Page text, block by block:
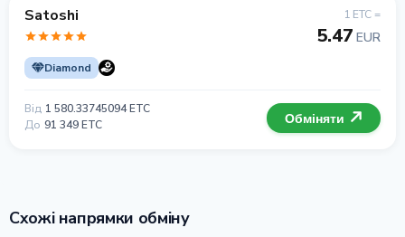
Satoshi
Diamond
1 ETC =
5.47 EUR
Від 1 580.33745094 ETC
До 91 349 ETC Обміняти
Схожі напрямки обміну